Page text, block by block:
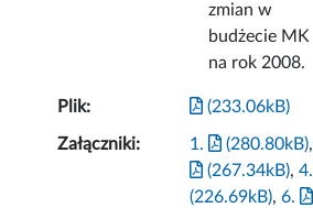
zmian w
budżecie MK
na rok 2008.
Plik: (233.06kB)
Załączniki: 1. (280.80kB),
(267.34kB),4.
(226.69kB),6.